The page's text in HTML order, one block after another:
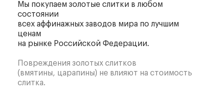
Мы покупаем золотые слитки в любом
состоянии
всех аффинажных заводов мира по лучшим
ценам
на рынке Российской Федерации.
Повреждения золотых слитков
(вмятины, царапины) не влияют на стоимость
слитка.